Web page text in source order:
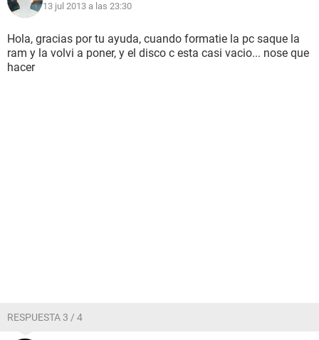
13 jul 2013 a las 23:30
Hola, gracias por tu ayuda, cuando formatie la pc saque la
ram y la volvi a poner, y el disco c esta casi vacio... nose que
hacer
RESPUESTA 3 / 4